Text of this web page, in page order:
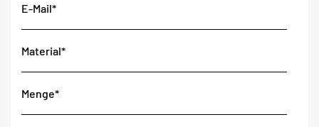
E-Mail*
Material*
Menge*